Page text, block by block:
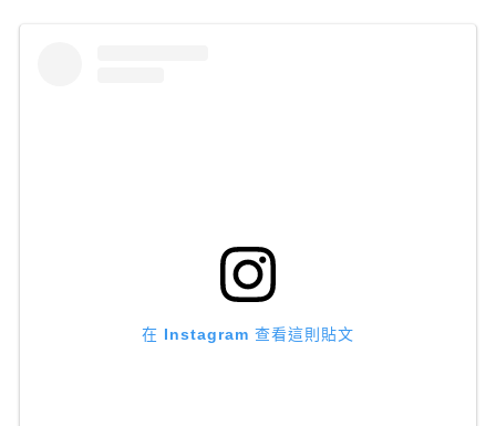
在 Instagram 查看這則貼文